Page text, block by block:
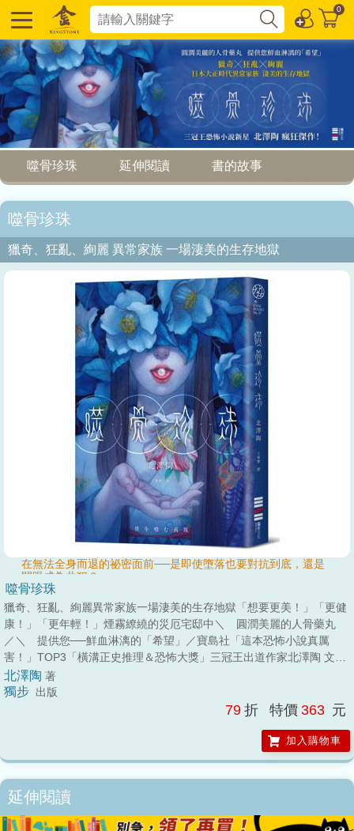
0
噬骨珍珠 延伸閱讀 書的故事
噬骨珍珠
獵奇、狂亂、絢麗 異常家族 一場淒美的生存地獄
在無法全身而退的祕密面前──是即使墮落也要對抗到底，還是
閉眼成為共犯？
噬骨珍珠
獵奇、狂亂、絢麗異常家族一場淒美的生存地獄「想要更美！」「更健
康！」「更年輕！」煙霧繚繞的災厄宅邸中＼ 圓潤美麗的人骨藥丸
／＼ 提供您──鮮血淋漓的「希望」／寶島社「這本恐怖小說真厲
害！」TOP3「橫溝正史推理＆恐怖大獎」三冠王出道作家北澤陶 文字
有如令人沉醉的毒藥大正時代新日系恐怖美學【故事簡介】日本大正十
四年，關東大震災餘波未息，煤煙籠罩的工業之都裡，「女性記者」仍
是異類。「實法新聞」記者苑子收到一封古怪短信，內容像詩，又似求
太郎」，信封留下拆封痕跡。好奇的她偽裝成繪畫老師，潛入以製藥聞
名的丹邨家族大宅。宅邸瀰漫詭譎氣息，住著容顏不符年齡的夫人、表
足不出戶、偷偷寫信求救的體弱少年孝太郎。苑子初步調查卻未尋獲任
何線索。直到一日，在長年受到肺疾所苦，經常劇烈咳嗽的苑子面前，
禮以將一顆珍珠般潔白的藥丸交給她服用，疾病頓時煙消雲散。面對苑
北澤陶 著
獨步 出版
79 折 特價 363 元
加入購物車
延伸閱讀